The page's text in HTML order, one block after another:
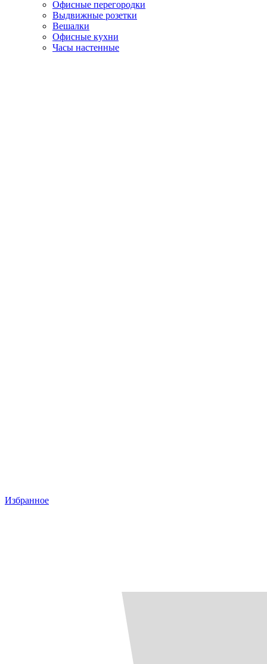
Офисные перегородки
Выдвижные розетки
Вешалки
Офисные кухни
Часы настенные
Избранное